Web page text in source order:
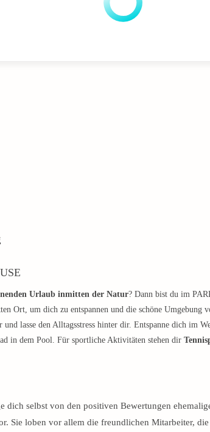
Urlaub inmitten der Natur? Dann bist du im
Ort, um dich zu entspannen und die schöne Umgebung
lasse den Alltagsstress hinter dir. Entspanne dich im
in dem Pool. Für sportliche Aktivitäten stehen dir
dich selbst von den positiven Bewertungen
Sie loben vor allem die freundlichen Mitarbeiter,